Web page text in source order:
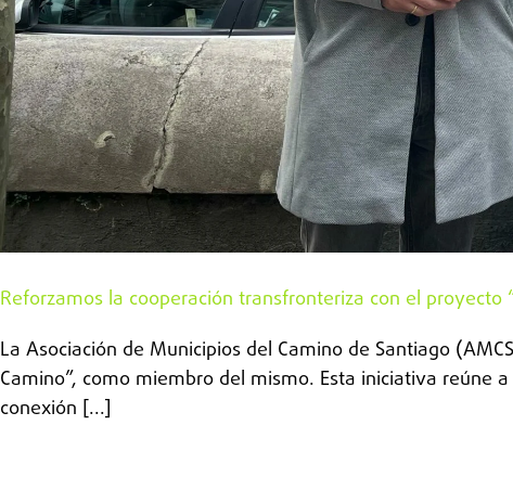
Reforzamos la cooperación transfronteriza con el proyecto
La Asociación de Municipios del Camino de Santiago
Camino”, como miembro del mismo. Esta iniciativa reúne
conexión [...]